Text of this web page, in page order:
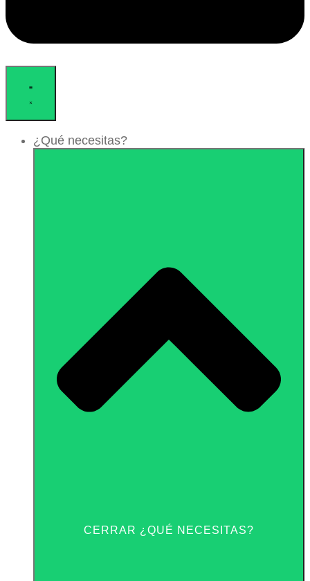
¿Qué necesitas?
CERRAR ¿QUÉ NECESITAS?